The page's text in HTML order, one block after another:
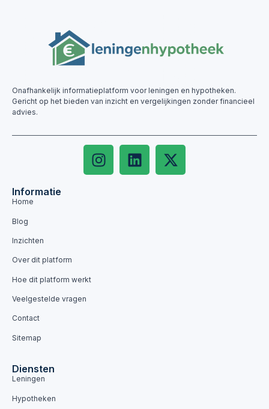
Onafhankelijk informatieplatform voor leningen en hypotheken.
Gericht op het bieden van inzicht en vergelijkingen zonder financieel
advies.
Informatie
Home
Blog
Inzichten
Over dit platform
Hoe dit platform werkt
Veelgestelde vragen
Contact
Sitemap
Diensten
Leningen
Hypotheken